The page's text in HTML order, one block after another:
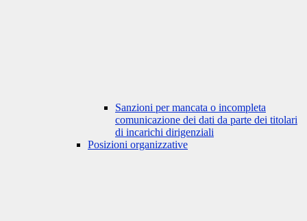
Sanzioni per mancata o incompleta
comunicazione dei dati da parte dei titolari
di incarichi dirigenziali
Posizioni organizzative